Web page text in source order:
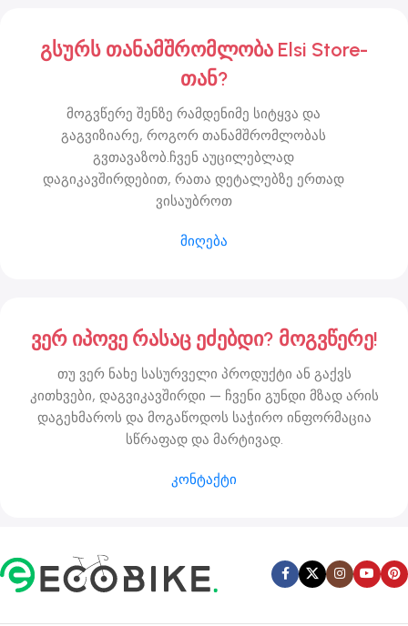
გსურს თანამშრომლობა Elsi Store-
თან?
მოგვწერე შენზე რამდენიმე სიტყვა და
გაგვიზიარე, როგორ თანამშრომლობას
გვთავაზობ.ჩვენ აუცილებლად
დაგიკავშირდებით, რათა დეტალებზე ერთად
ვისაუბროთ
მიღება
ვერ იპოვე რასაც ეძებდი? მოგვწერე!
თუ ვერ ნახე სასურველი პროდუქტი ან გაქვს
კითხვები, დაგვიკავშირდი — ჩვენი გუნდი მზად არის
დაგეხმაროს და მოგაწოდოს საჭირო ინფორმაცია
სწრაფად და მარტივად.
კონტაქტი